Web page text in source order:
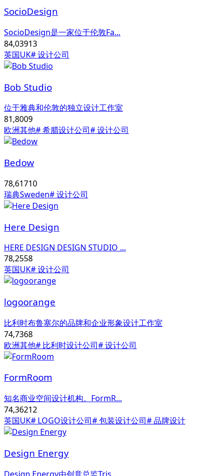
SocioDesign
SocioDesign是一家位于伦敦Fa...
84,03913
英国UK# 设计公司
Bob Studio
位于雅典和伦敦的独立设计工作室
81,8009
欧洲其他# 希腊设计公司# 设计公司
Bedow
78,61710
瑞典Sweden# 设计公司
Here Design
HERE DESIGN DESIGN STUDIO ...
78,2558
英国UK# 设计公司
logoorange
比利时布鲁塞尔的品牌和企业形象设计工作室
74,7368
欧洲其他# 比利时设计公司# 设计公司
FormRoom
知名商业空间设计机构。FormR...
74,36212
英国UK# LOGO设计公司# 包装设计公司# 品牌设计
Design Energy
Design Energy由创意总监Tris...